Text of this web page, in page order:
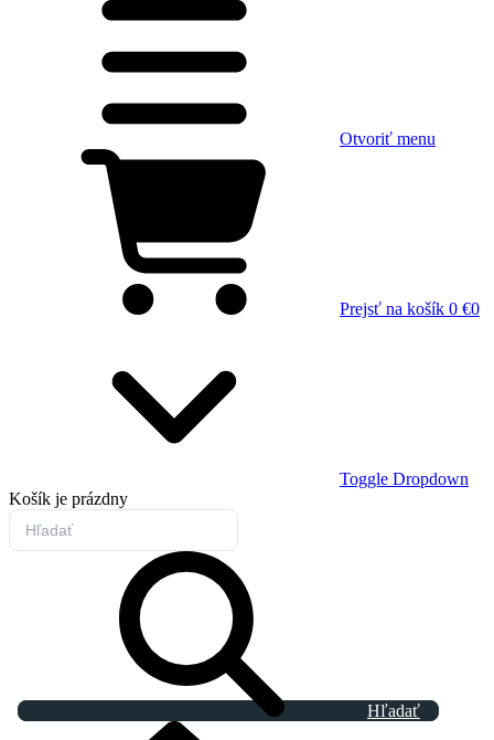
Otvoriť menu
Prejsť na košík 0 €0
Toggle Dropdown
Košík je prázdny
Hľadať